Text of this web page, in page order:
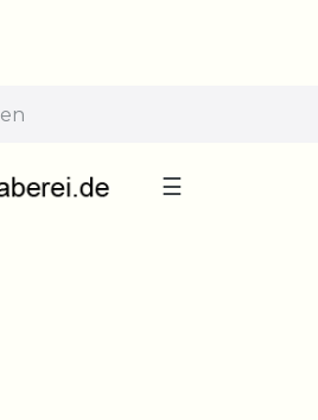
wir gerne entgegen —
wieder ab Montag, 31.
☰